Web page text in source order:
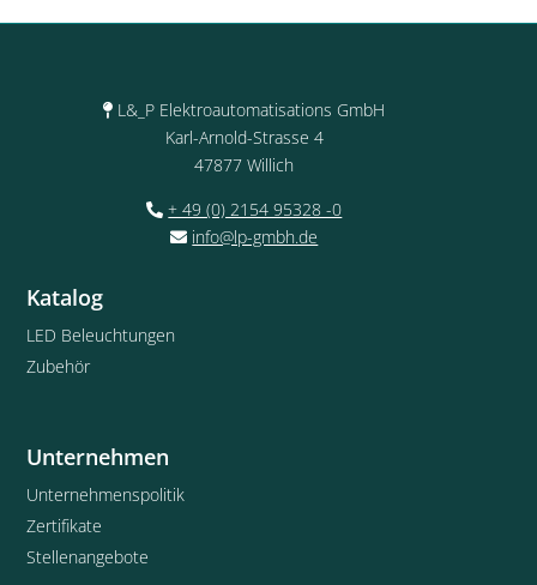
L&_P Elektroautomatisations GmbH
Karl-Arnold-Strasse 4
47877 Willich
+ 49 (0) 2154 95328 -0
info@lp-gmbh.de
Katalog
LED Beleuchtungen
Zubehör
Unternehmen
Unternehmenspolitik
Zertifikate
Stellenangebote